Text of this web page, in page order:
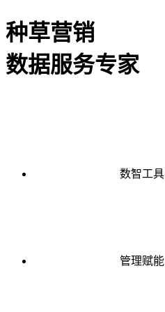
种草营销
数据服务专家
数智工具
管理赋能